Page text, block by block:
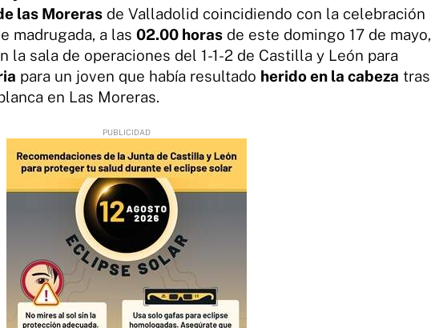
las Moreras de Valladolid coincidiendo con la celebración
madrugada, a las 02.00 horas de este domingo 17 de mayo,
la sala de operaciones del 1-1-2 de Castilla y León para
para un joven que había resultado herido en la cabeza tras
en Las Moreras.